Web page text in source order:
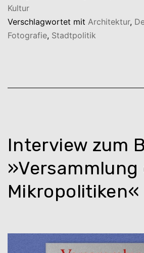
Kultur
Verschlagwortet mit Architektur,
Fotografie, Stadtpolitik
Interview zum
»Versammlung
Mikropolitiken«